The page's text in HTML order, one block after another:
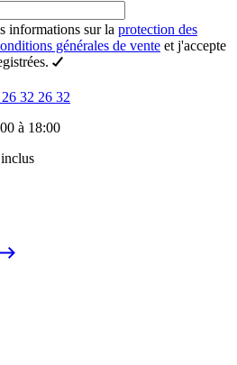
informations sur la protection des
générales de vente et j'accepte
32 26 32
à 18:00